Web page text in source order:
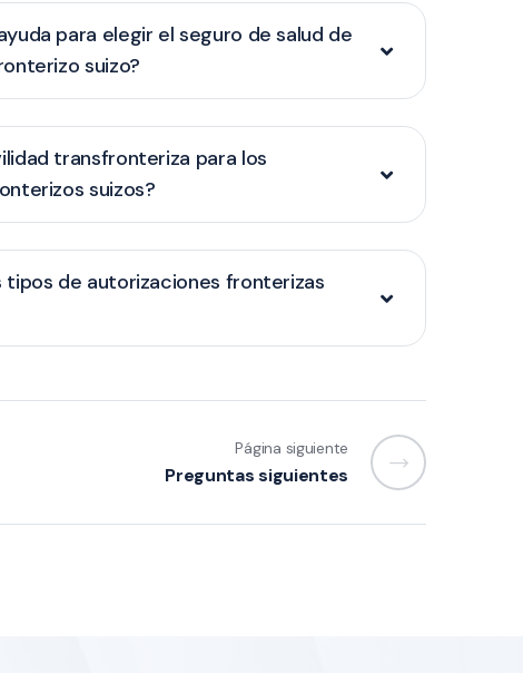
para elegir el seguro de salud de
suizo?
transfronteriza para los
suizos?
tipos de autorizaciones fronterizas
Página siguiente
Preguntas siguientes